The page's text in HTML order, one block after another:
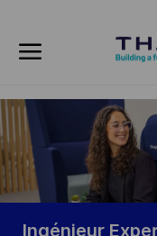
-
Ingénieur